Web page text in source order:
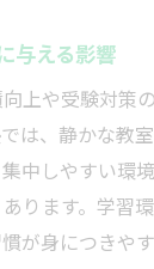
与える影響
上や受験対策
は、静かな教
中しやすい環
ります。学習
が身につきやす